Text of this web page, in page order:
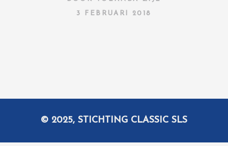
3 FEBRUARI 2018
© 2025, STICHTING CLASSIC SLS